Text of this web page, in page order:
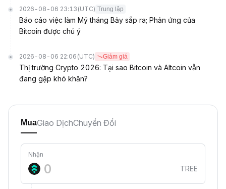
2026-08-06 23:13 (UTC) Trung lập
Báo cáo việc làm Mỹ tháng Bảy sắp ra; Phản ứng của
Bitcoin được chú ý
2026-08-06 22:06 (UTC) Giảm giá
Thị trường Crypto 2026: Tại sao Bitcoin và Altcoin vẫn
đang gặp khó khăn?
MuaGiao DịchChuyển Đổi
Nhận
TREE